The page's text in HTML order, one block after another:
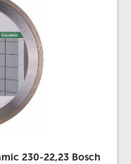
230-22,23 Bosch